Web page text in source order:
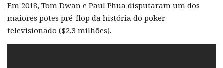
Em 2018, Tom Dwan e Paul Phua disputaram um dos
maiores potes pré-flop da história do poker
televisionado ($2,3 milhões).